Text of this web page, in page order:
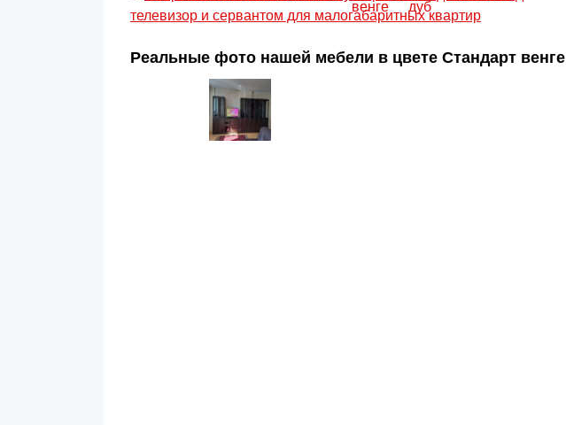
Реальные фото нашей мебели в цвете Стандарт венге